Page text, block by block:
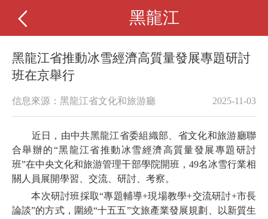
黑龍江
黑龍江省推動冰雪經濟高質量發展專題研討
班在京舉行
信息來源：黑龍江省文化和旅游廳 2025-11-03
近日，由中共黑龍江省委組織部、省文化和旅游廳聯
合舉辦的“黑龍江省推動冰雪經濟高質量發展專題研討
班”在中央文化和旅游管理干部學院開班，49名冰雪行業相
關人員展開學習、交流、研討、考察。
本次研討班採取“專題輔導+現場教學+交流研討+市長
論談”的方式，圍繞“十五五”文旅產業發展規劃、以新質生